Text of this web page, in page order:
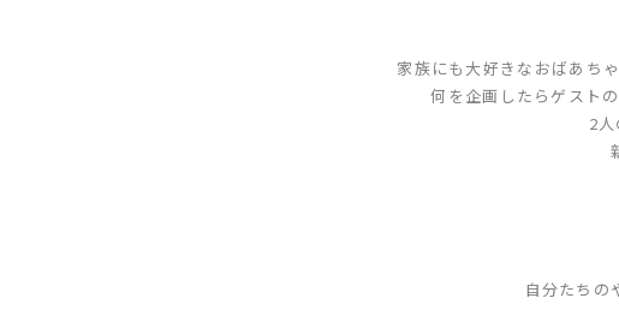
家族にも大好きなおばあち
何を企画したらゲスト
2
自分たちの